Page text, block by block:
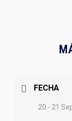
FECHA
20 - 21